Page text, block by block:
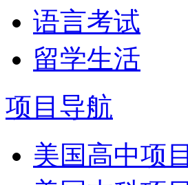
语言考试
留学生活
项目导航
美国高中项目